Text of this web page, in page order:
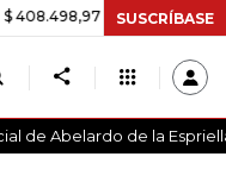
+$ 8.753,81 +2,19%
SUSCRÍBASE
de Abelardo de la